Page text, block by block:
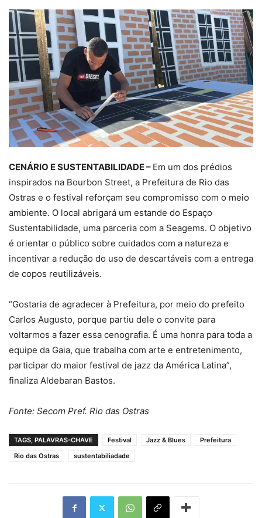
CENÁRIO E SUSTENTABILIDADE – Em um dos prédios
inspirados na Bourbon Street, a Prefeitura de Rio das
Ostras e o festival reforçam seu compromisso com o meio
ambiente. O local abrigará um estande do Espaço
Sustentabilidade, uma parceria com a Seagems. O objetivo
é orientar o público sobre cuidados com a natureza e
incentivar a redução do uso de descartáveis com a entrega
de copos reutilizáveis.
“Gostaria de agradecer à Prefeitura, por meio do prefeito
Carlos Augusto, porque partiu dele o convite para
voltarmos a fazer essa cenografia. É uma honra para toda a
equipe da Gaia, que trabalha com arte e entretenimento,
participar do maior festival de jazz da América Latina”,
finaliza Aldebaran Bastos.
Fonte: Secom Pref. Rio das Ostras
TAGS, PALAVRAS-CHAVE Festival Jazz & Blues
Prefeitura
Rio das Ostras
sustentabiliadade